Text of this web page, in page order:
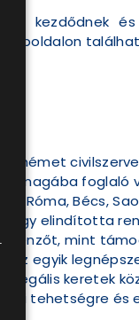
kor kezdődnek
német
magába foglaló
Róma, Bécs,
hogy elindította
mint
az egyik
legális keretek
tehetségre